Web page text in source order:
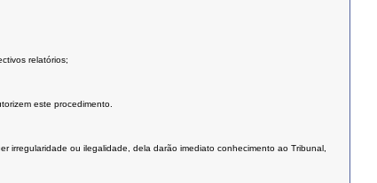
relatórios;
este procedimento.
irregularidade ou ilegalidade, dela darão imediato conhecimento ao Tribunal,